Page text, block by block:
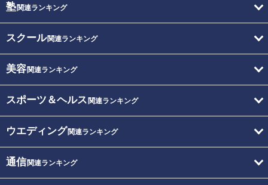
塾関連ランキング
スクール関連ランキング
美容関連ランキング
スポーツ＆ヘルス 関連ランキング
ウエディング関連ランキング
通信関連ランキング